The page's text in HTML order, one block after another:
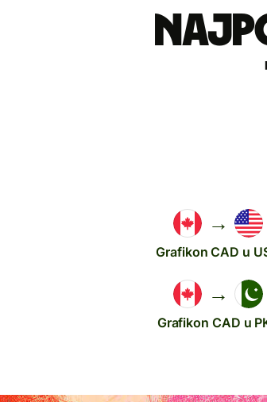
→
Grafikon CAD u
→
Grafikon CAD u